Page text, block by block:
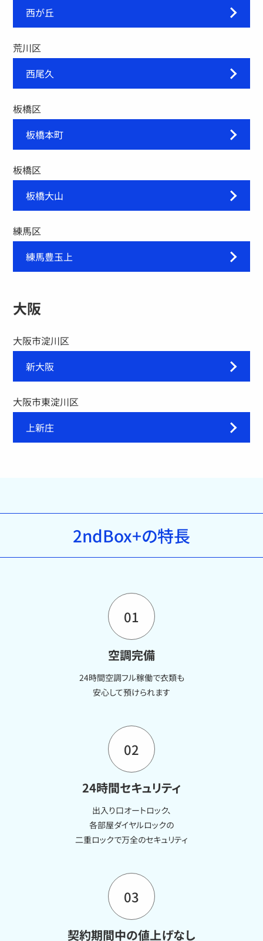
西が丘
荒川区
西尾久
板橋区
板橋本町
板橋区
板橋大山
練馬区
練馬豊玉上
大阪
大阪市淀川区
新大阪
大阪市東淀川区
上新庄
2ndBox+の特長
01
空調完備
24時間空調フル稼働で衣類も
安心して預けられます
02
24時間セキュリティ
出入り口オートロック、
各部屋ダイヤルロックの
二重ロックで万全のセキュリティ
03
契約期間中の値上げなし